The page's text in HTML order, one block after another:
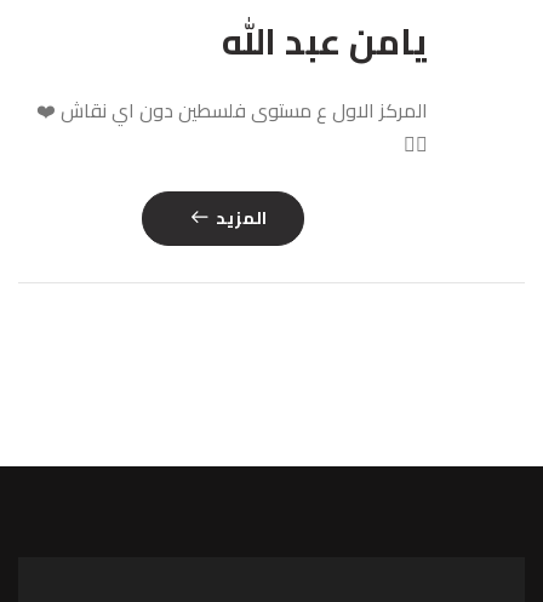
يامن عبد الله
المركز الاول ع مستوى فلسطين دون اي نقاش ❤️
❤️‍🔥
المزيد